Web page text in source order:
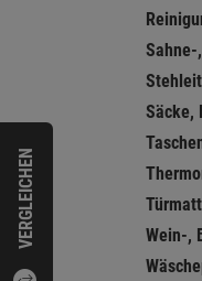
VERGLEICHEN
Sahne-
Säcke,
Wein-,